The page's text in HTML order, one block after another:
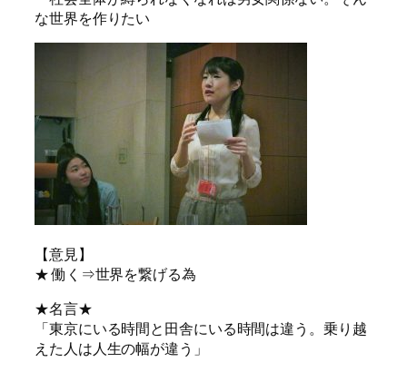
な世界を作りたい
【意見】
★ 働く⇒世界を繋げる為
★名言★
「東京にいる時間と田舎にいる時間は違う。乗り越
えた人は人生の幅が違う」